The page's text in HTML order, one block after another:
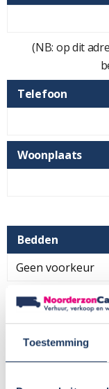
Toestemming
(NB: op dit
Telefoon
Woonplaats
Bedden
Wensen en